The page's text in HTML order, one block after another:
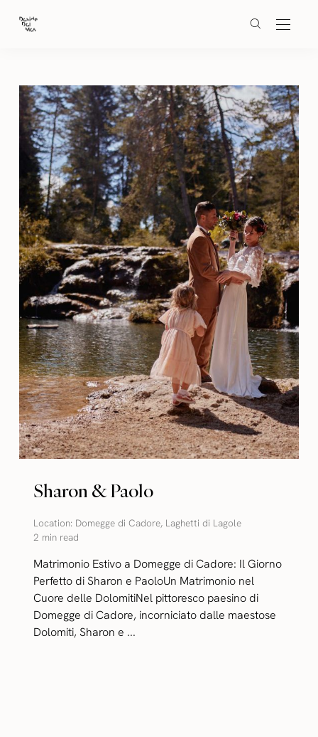
Sharon & Paolo
Location: Domegge di Cadore, Laghetti di Lagole
2 min read
Matrimonio Estivo a Domegge di Cadore: Il Giorno
Perfetto di Sharon e PaoloUn Matrimonio nel
Cuore delle DolomitiNel pittoresco paesino di
Domegge di Cadore, incorniciato dalle maestose
Dolomiti, Sharon e ...